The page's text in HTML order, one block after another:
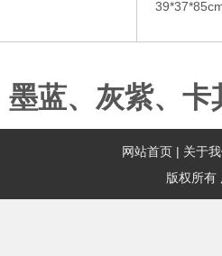
墨蓝、灰紫、卡
网站首页 | 关于
版权所有